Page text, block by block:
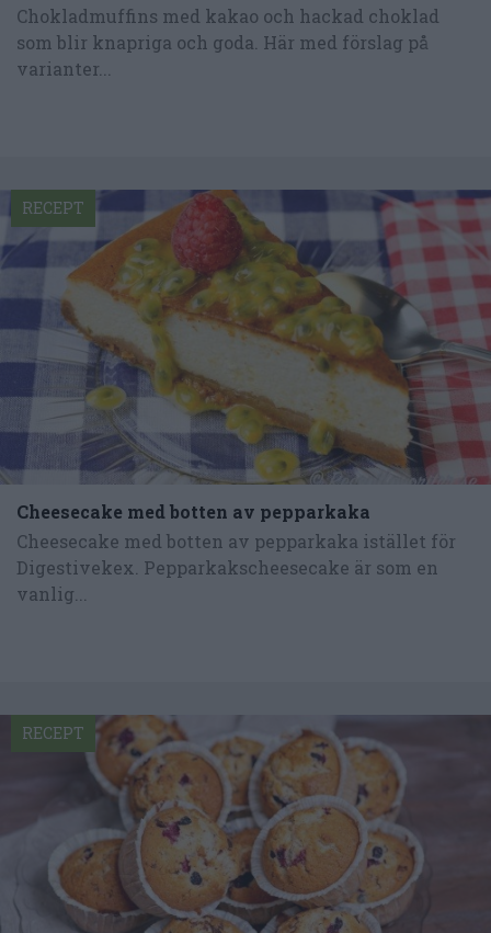
Chokladmuffins med kakao och hackad choklad
som blir knapriga och goda. Här med förslag på
varianter...
Cheesecake med botten av pepparkaka
Cheesecake med botten av pepparkaka istället för
Digestivekex. Pepparkakscheesecake är som en
vanlig...
RECEPT
RECEPT